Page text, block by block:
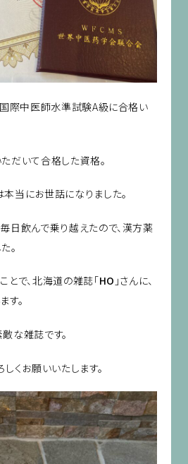
際中医師水準試験A級に合格い
だいて合格した資格。
当にお世話になりました。
日飲んで乗り越えたので、漢方薬
。
とで、北海道の雑誌「HO 」さんに、
す。
な雑誌です。
くお願いいたします。